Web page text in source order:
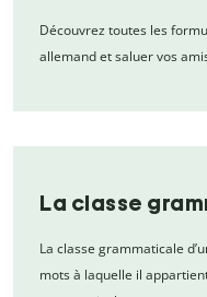
Découvrez toutes les
allemand et saluer vos
La classe
La classe grammaticale
mots à laquelle il